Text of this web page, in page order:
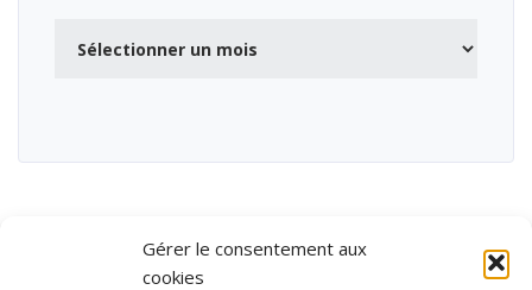
Gérer le consentement aux
cookies